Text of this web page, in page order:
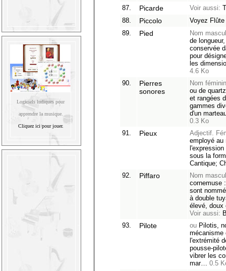
Logiciels ludiques pour
apprendre la musique.
Cliquez ici pour jouer.
87.
Picarde Voir aussi:
88.
Piccolo
Voyez
89.
Pied
Nom
de
conservée
pour
les
4.6 Ko
90.
Pierres
sonores
Nom
ou de
et rangées
gammes
d'un
0.3 Ko
91.
Pieux
Adjectif.
employé au
sous la
Cantique;
92.
Piffaro
Nom
cornemuse
sont
à double
élevé,
Voir aussi:
93.
Pilote ou Pilotis,
mécanisme
l'extrémité
pousse-
vibrer les
mar… 0.5